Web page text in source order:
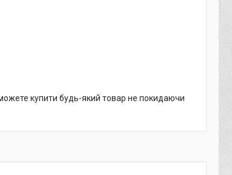
купити будь-який товар не покидаючи